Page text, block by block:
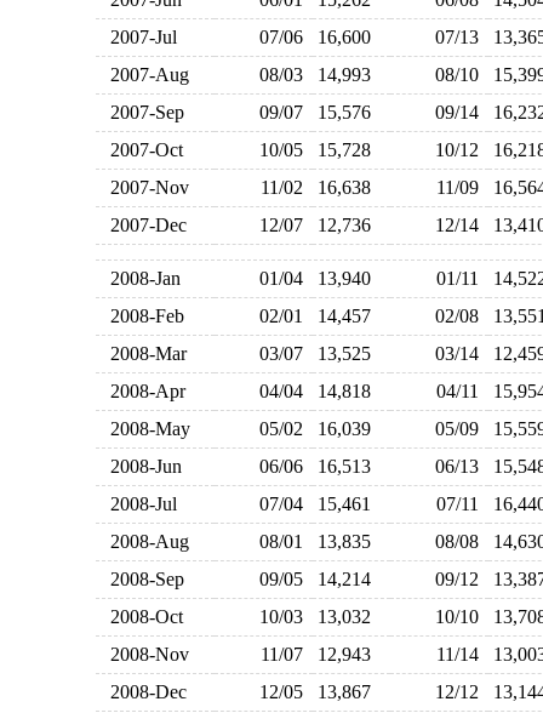
2007-Jul
07/06 16,600 07/13
2007-Aug
08/03 14,993 08/10
2007-Sep
09/07 15,576 09/14
2007-Oct
10/05 15,728 10/12
2007-Nov
11/02 16,638 11/09
2007-Dec
12/07 12,736 12/14
2008-Jan 01/04 13,940 01/11
2008-Feb
02/01 14,457 02/08
2008-Mar
03/07 13,525 03/14
2008-Apr
04/04 14,818 04/11
2008-May
05/02 16,039 05/09
2008-Jun
06/06 16,513 06/13
2008-Jul
07/04 15,461 07/11
2008-Aug
08/01 13,835 08/08
2008-Sep
09/05 14,214 09/12
2008-Oct
10/03 13,032 10/10
2008-Nov
11/07 12,943 11/14
2008-Dec
12/05 13,867 12/12